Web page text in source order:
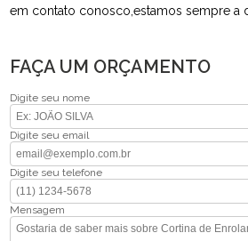
em contato conosco,estamos sempre a
FAÇA UM ORÇAMENTO
Digite seu nome
Digite seu email
Digite seu telefone
Mensagem